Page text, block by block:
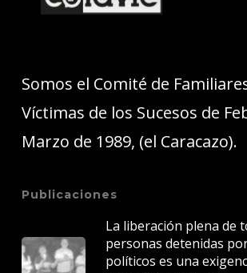
Somos el Comité de
Víctimas de los Sucesos de
Marzo de 1989, (el Caracazo).
Publicaciones
La liberación plena de
personas detenidas
políticos es una